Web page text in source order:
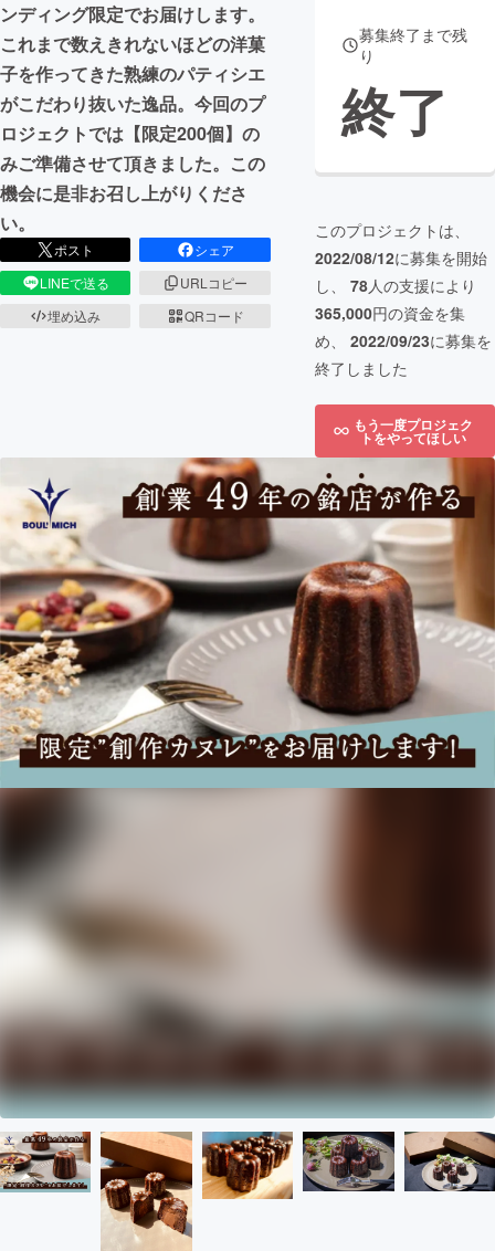
ンディング限定でお届けします。
これまで数えきれないほどの洋菓
子を作ってきた熟練のパティシエ
がこだわり抜いた逸品。今回のプ
ロジェクトでは【限定200個】の
みご準備させて頂きました。この
機会に是非お召し上がりくださ
い。
ポスト
シェア
LINEで送る
URLコピー
埋め込み
QRコード
募集終了まで残
り
終了
このプロジェクトは、
2022/08/12に募集を開始
し、 78人の支援により
365,000円の資金を集
め、 2022/09/23に募集を
終了しました
もう一度プロジェク
トをやってほしい